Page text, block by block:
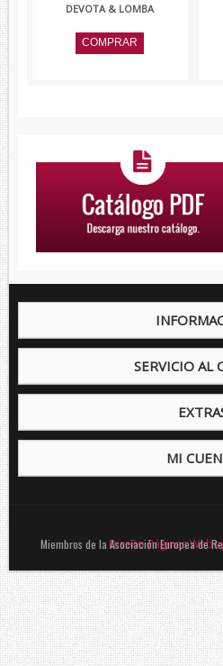
DEVOTA & LOMBA
SERVICIO AL
MI
Diseño Páginas
Miembros de la Asociación Europea de